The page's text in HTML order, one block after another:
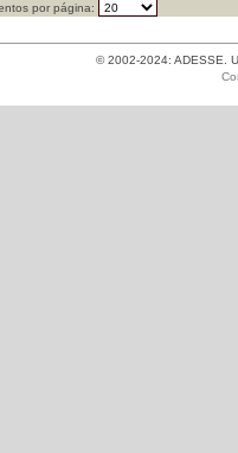
por página:
© 2002-2024: ADESSE.